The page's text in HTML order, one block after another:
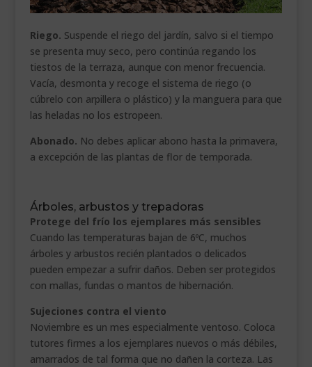
Riego. Suspende el riego del jardín, salvo si el tiempo
se presenta muy seco, pero continúa regando los
tiestos de la terraza, aunque con menor frecuencia.
Vacía, desmonta y recoge el sistema de riego (o
cúbrelo con arpillera o plástico) y la manguera para que
las heladas no los estropeen.
Abonado. No debes aplicar abono hasta la primavera,
a excepción de las plantas de flor de temporada.
Árboles, arbustos y trepadoras
Protege del frío los ejemplares más sensibles
Cuando las temperaturas bajan de 6ºC, muchos
árboles y arbustos recién plantados o delicados
pueden empezar a sufrir daños. Deben ser protegidos
con mallas, fundas o mantos de hibernación.
Sujeciones contra el viento
Noviembre es un mes especialmente ventoso. Coloca
tutores firmes a los ejemplares nuevos o más débiles,
amarrados de tal forma que no dañen la corteza. Las